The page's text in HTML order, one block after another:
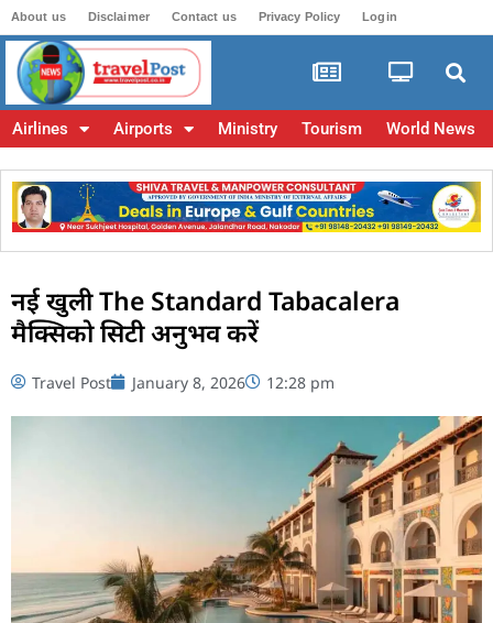
About us Disclaimer Contact us Privacy Policy Login
Airlines Airports Ministry Tourism World News
नई खुली The Standard Tabacalera
मैक्सिको सिटी अनुभव करें
Travel Post January 8, 2026 12:28 pm